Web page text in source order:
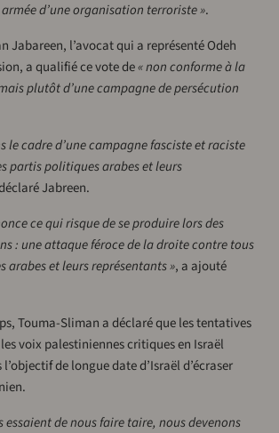
d’une organisation terroriste ».
Jabareen, l’avocat qui a représenté Odeh
a qualifié ce vote de« non conforme à la
plutôt d’une campagne de persécution
le cadre d’une campagne fasciste et raciste
partis politiques arabes et leurs
Jabreen.
ce qui risque de se produire lors des
: une attaque féroce de la droite contre tous
arabes et leurs représentants », a ajouté
Touma-Sliman a déclaré que les tentatives
voix palestiniennes critiques en Israël
de longue date d’Israël d’écraser
essaient de nous faire taire, nous devenons